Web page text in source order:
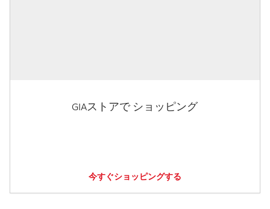
GIAストアで ショッピング
今すぐショッピングする